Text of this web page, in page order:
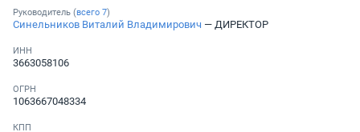
Руководитель (всего 7)
Синельников Виталий Владимирович — ДИРЕКТОР
ИНН
3663058106
ОГРН
1063667048334
КПП